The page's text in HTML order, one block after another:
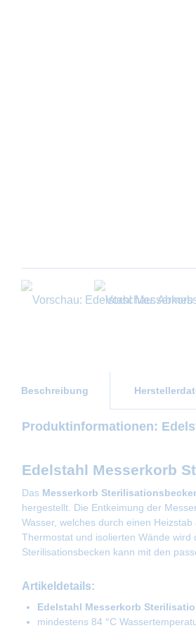
Beschreibung
Produktinformationen:
Edelstahl Messerkorb
Das Messerkorb
hergestellt. Die Entkeimung der
Wasser, welches durch einen
Thermostat und isolierten Wände
Sterilisationsbecken kann mit den
Artikeldetails:
Edelstahl Messerkorb
mindestens 84 °C